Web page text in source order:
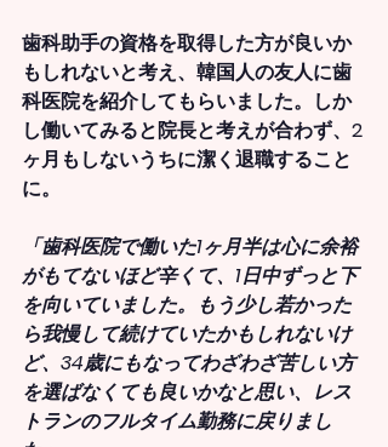
歯科助手の資格を取得した方が良いか
もしれないと考え、韓国人の友人に歯
科医院を紹介してもらいました。しか
し働いてみると院長と考えが合わず、2
ヶ月もしないうちに潔く退職すること
に。
「歯科医院で働いた1ヶ月半は心に余裕
がもてないほど辛くて、1日中ずっと下
を向いていました。もう少し若かった
ら我慢して続けていたかもしれないけ
ど、34歳にもなってわざわざ苦しい方
を選ばなくても良いかなと思い、レス
トランのフルタイム勤務に戻りまし